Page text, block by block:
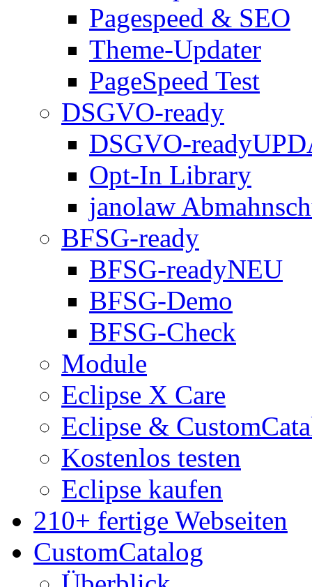
Pagespeed & SEO
Theme-Updater
PageSpeed Test
DSGVO-ready
DSGVO-ready
Opt-In Library
janolaw
BFSG-ready
BFSG-readyNEU
BFSG-Demo
BFSG-Check
Module
Eclipse X Care
Eclipse &
Kostenlos testen
Eclipse kaufen
210+ fertige Webseiten
CustomCatalog